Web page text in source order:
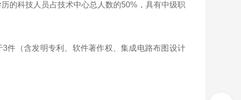
的科技人员占技术中心总人数的50%，具有中级职
件（含发明专利、软件著作权、集成电路布图设计